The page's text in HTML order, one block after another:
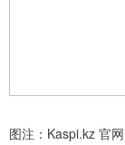
图注：Kaspi.kz 官